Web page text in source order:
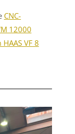
CNC-
12000
VF 8